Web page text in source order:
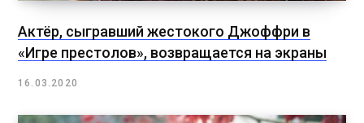
Актёр, сыгравший жестокого Джоффри в
«Игре престолов», возвращается на экраны
16.03.2020